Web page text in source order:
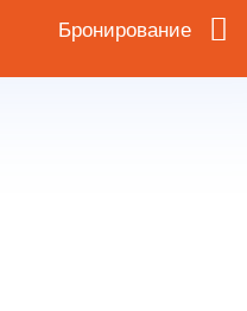
Бронирование